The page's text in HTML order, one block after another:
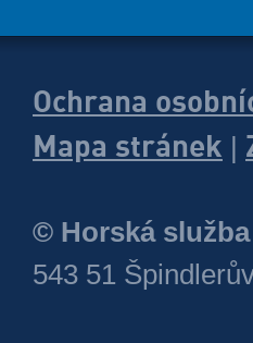
Ochrana
Mapa stránek
© Horská
543 51